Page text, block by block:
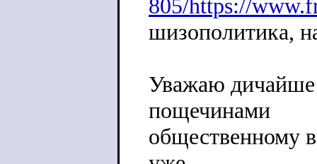
805/https://
шизополитика,
Уважаю
пощечинами
общественному